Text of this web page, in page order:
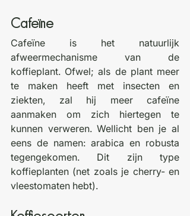
Cafeïne
Cafeïne is het natuurlijk
afweermechanisme van de
koffieplant. Ofwel; als de plant meer
te maken heeft met insecten en
ziekten, zal hij meer cafeïne
aanmaken om zich hiertegen te
kunnen verweren. Wellicht ben je al
eens de namen: arabica en robusta
tegengekomen. Dit zijn type
koffieplanten (net zoals je cherry- en
vleestomaten hebt).